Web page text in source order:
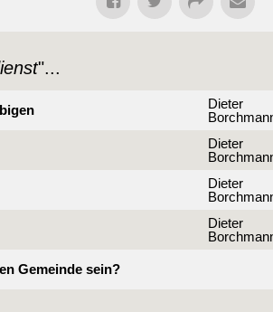
"...
Dieter
Dieter
Dieter
Dieter
Gemeinde sein?